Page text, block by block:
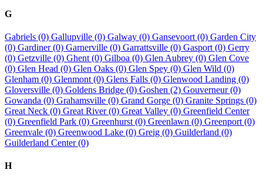
G
Gabriels (0) Gallupville (0) Galway (0) Gansevoort (0) Garden City
(0) Gardiner (0) Garnerville (0) Garrattsville (0) Gasport (0) Gerry
(0) Getzville (0) Ghent (0) Gilboa (0) Glen Aubrey (0) Glen Cove
(0) Glen Head (0) Glen Oaks (0) Glen Spey (0) Glen Wild (0)
Glenham (0) Glenmont (0) Glens Falls (0) Glenwood Landing (0)
Gloversville (0) Goldens Bridge (0) Goshen (2) Gouverneur (0)
Gowanda (0) Grahamsville (0) Grand Gorge (0) Granite Springs (0)
Great Neck (0) Great River (0) Great Valley (0) Greenfield Center
(0) Greenfield Park (0) Greenhurst (0) Greenlawn (0) Greenport (0)
Greenvale (0) Greenwood Lake (0) Greig (0) Guilderland (0)
Guilderland Center (0)
H